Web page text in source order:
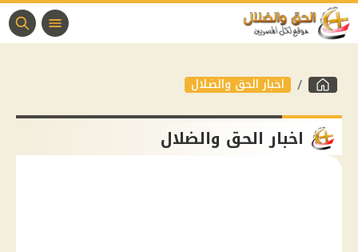
اخبار الحق والضلال
اخبار الحق والضلال